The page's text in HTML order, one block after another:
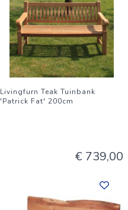
Livingfurn Teak Tuinbank
'Patrick Fat' 200cm
€ 739,00